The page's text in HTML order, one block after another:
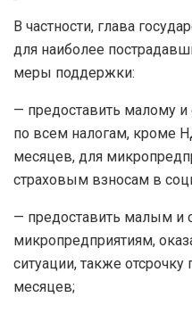
В частности, глава
для наиболее
меры поддержки:
— предоставить малому и
по всем налогам, кроме
месяцев, для
страховым взносам в
— предоставить малым и
микропредприятиям,
ситуации, также
месяцев;